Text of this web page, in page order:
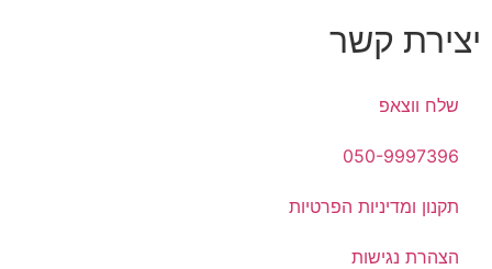
יצירת קשר
שלח ווצאפ
050-9997396
תקנון ומדיניות הפרטיות
הצהרת נגישות